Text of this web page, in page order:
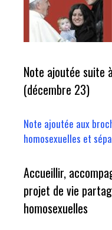
Note ajoutée suite
(décembre 23)
Note ajoutée aux
homosexuelles et
Accueillir,
projet de vie
homosexuelles